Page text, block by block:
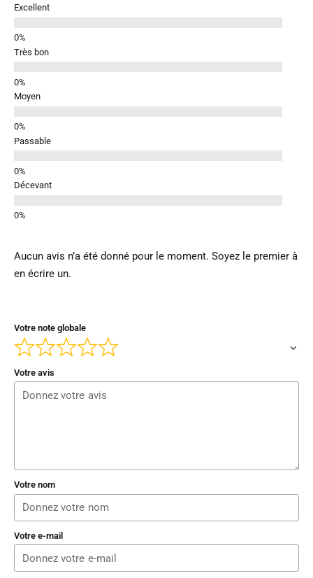
Excellent
Très bon
Moyen
Passable
Décevant
Aucun avis n’a été donné pour le moment. Soyez le premier à
en écrire un.
Votre note globale
Votre avis
Votre nom
Votre e-mail